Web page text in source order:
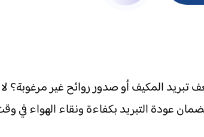
المكيف أو صدور روائح غير مرغوبة؟
عودة التبريد بكفاءة ونقاء الهواء في